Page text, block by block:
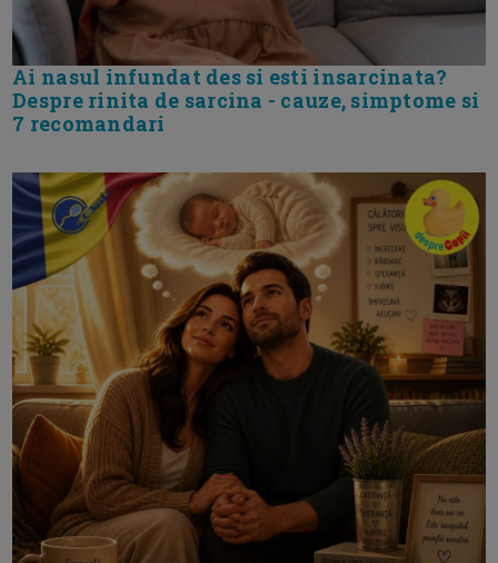
Ai nasul infundat des si esti insarcinata?
Despre rinita de sarcina - cauze, simptome si
7 recomandari